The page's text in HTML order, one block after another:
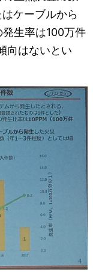
ケーブルから
生率は100万件
向はないとい